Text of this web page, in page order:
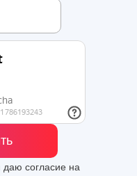
согласие на